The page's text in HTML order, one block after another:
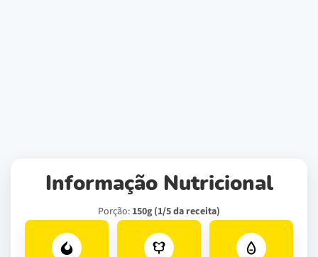
Informação Nutricional
Porção: 150g (1/5 da receita)